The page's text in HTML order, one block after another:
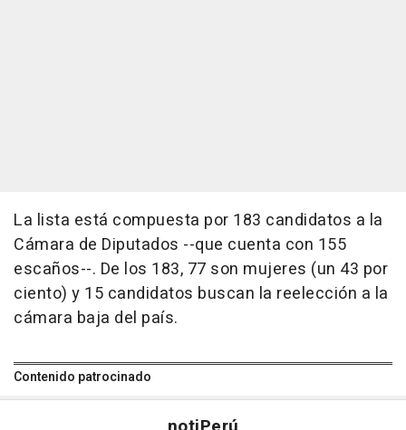
La lista está compuesta por 183 candidatos a la
Cámara de Diputados --que cuenta con 155
escaños--. De los 183, 77 son mujeres (un 43 por
ciento) y 15 candidatos buscan la reelección a la
cámara baja del país.
Contenido patrocinado